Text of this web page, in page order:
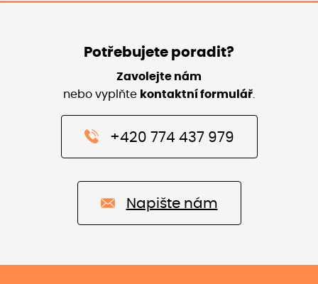
Potřebujete poradit?
Zavolejte nám
nebo vyplňte kontaktní formulář
+420 774 437 979
Napište nám